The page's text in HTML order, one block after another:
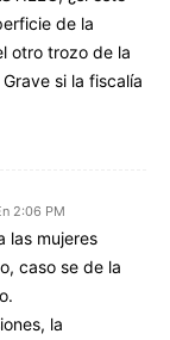
de la
otro trozo de la
si la fiscalía
2:06 PM
las mujeres
caso se de la
la